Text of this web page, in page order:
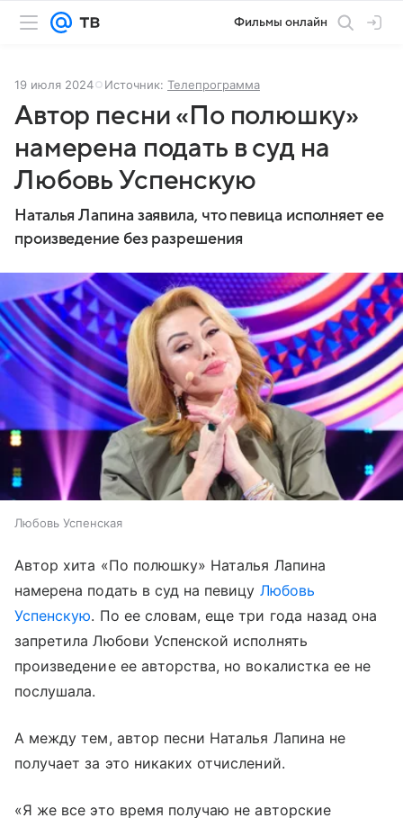
Фильмы онлайн
19 июля 2024 Источник: Телепрограмма
Автор песни «По полюшку»
намерена подать в суд на
Любовь Успенскую
Наталья Лапина заявила, что певица исполняет ее
произведение без разрешения
Любовь Успенская
Автор хита «По полюшку» Наталья Лапина
намерена подать в суд на певицу Любовь
Успенскую. По ее словам, еще три года назад она
запретила Любови Успенской исполнять
произведение ее авторства, но вокалистка ее не
послушала.
А между тем, автор песни Наталья Лапина не
получает за это никаких отчислений.
«Я же все это время получаю не авторские